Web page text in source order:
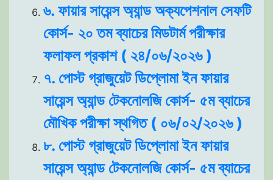
৬. ফায়ার সায়েন্স অ্যান্ড অক্যপেশনাল সেফটি
কোর্স- ২০ তম ব্যাচের মিডটার্ম পরীক্ষার
ফলাফল প্রকাশ ( ২৪/০৬/২০২৬ )
৭. পোস্ট গ্রাজুয়েট ডিপ্লোমা ইন ফায়ার
সায়েন্স অ্যান্ড টেকনোলজি কোর্স- ৫ম ব্যাচের
মৌখিক পরীক্ষা স্থগিত ( ০৬/০২/২০২৬ )
৮. পোস্ট গ্রাজুয়েট ডিপ্লোমা ইন ফায়ার
সায়েন্স অ্যান্ড টেকনোলজি কোর্স- ৫ম ব্যাচের